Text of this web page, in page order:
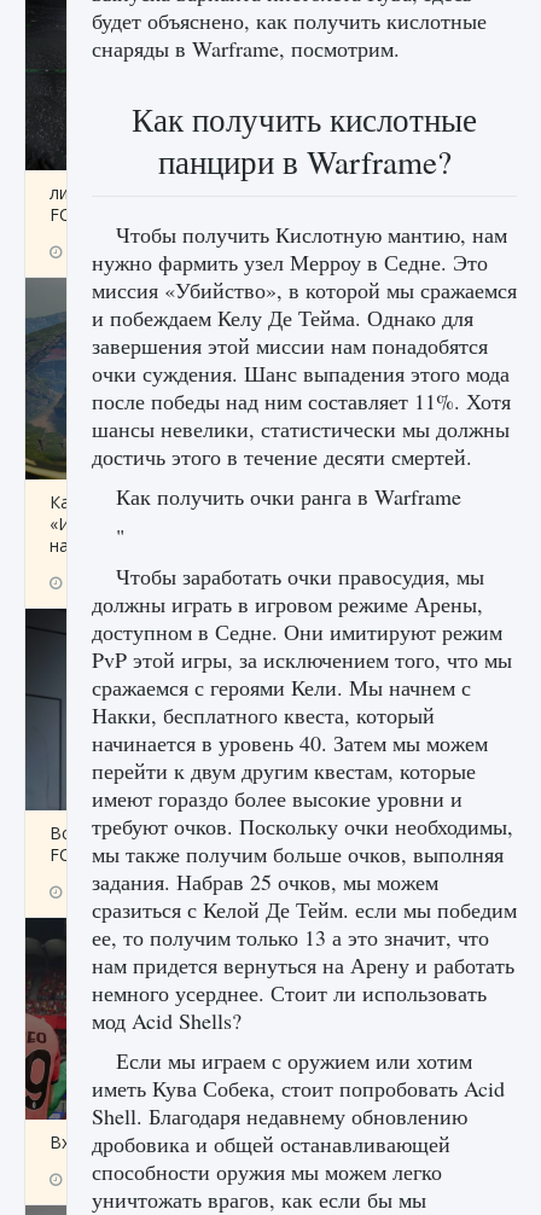
лицензии, лиги, команды и стадионы в EA
FC 25
9 августа 2024 2 395 2
Как исправить ошибку Palworld EPalworld
«Идет сохранение мира — Невозможно
начать сохранение данных мира»
9 августа 2024 2 711 0 0
Все новые функции в режиме карьеры EA
FC 25
9 августа 2024 2 096 0 2
Входят ли «Милан» и «Интер» в EA FC 25
9 августа 2024 2 064 0 1
будет объяснено, как получить кислотные
снаряды в Warframe, посмотрим.
Как получить кислотные
панцири в Warframe?
Чтобы получить Кислотную мантию, нам
нужно фармить узел Мерроу в Седне. Это
миссия «Убийство», в которой мы сражаемся
и побеждаем Келу Де Тейма. Однако для
завершения этой миссии нам понадобятся
очки суждения. Шанс выпадения этого мода
после победы над ним составляет 11%. Хотя
шансы невелики, статистически мы должны
достичь этого в течение десяти смертей.
Как получить очки ранга в Warframe
"
Чтобы заработать очки правосудия, мы
должны играть в игровом режиме Арены,
доступном в Седне. Они имитируют режим
PvP этой игры, за исключением того, что мы
сражаемся с героями Кели. Мы начнем с
Накки, бесплатного квеста, который
начинается в уровень 40. Затем мы можем
перейти к двум другим квестам, которые
имеют гораздо более высокие уровни и
требуют очков. Поскольку очки необходимы,
мы также получим больше очков, выполняя
задания. Набрав 25 очков, мы можем
сразиться с Келой Де Тейм. если мы победим
ее, то получим только 13 а это значит, что
нам придется вернуться на Арену и работать
немного усерднее. Стоит ли использовать
мод Acid Shells?
Если мы играем с оружием или хотим
иметь Кува Собека, стоит попробовать Acid
Shell. Благодаря недавнему обновлению
дробовика и общей останавливающей
способности оружия мы можем легко
уничтожать врагов, как если бы мы